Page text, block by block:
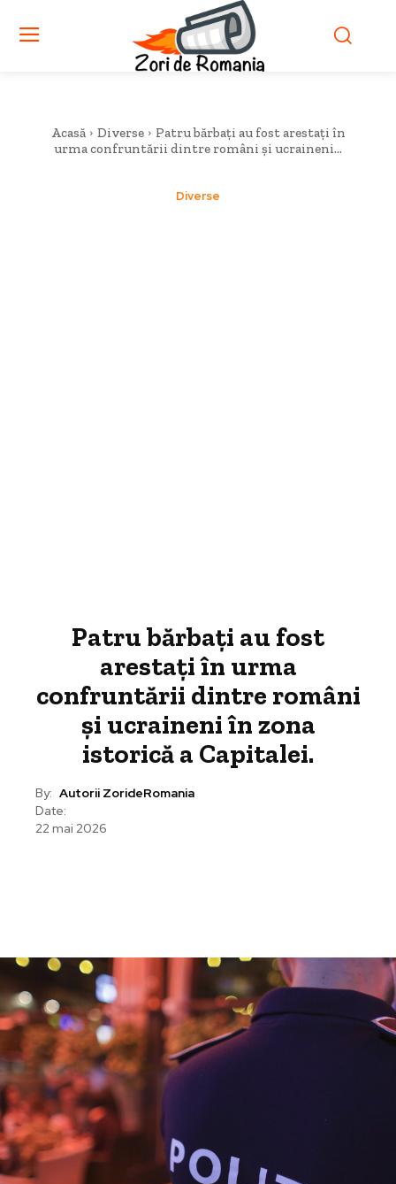
Acasă Diverse
Patru bărbați au fost arestați în
urma confruntării dintre români și ucraineni...
Diverse
Patru bărbați au fost
arestați în urma
confruntării dintre români
și ucraineni în zona
istorică a Capitalei.
By: Autorii ZorideRomania
Date:
22 mai 2026